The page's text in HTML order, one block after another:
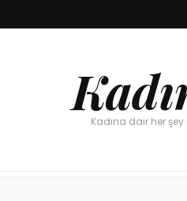
Kadına dair her